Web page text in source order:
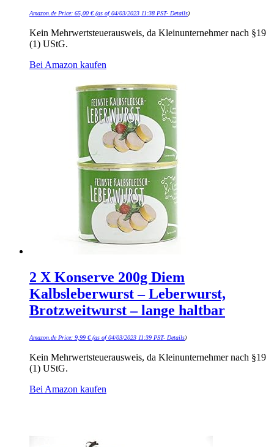
Amazon.de Price: 65,00 €(as of 04/03/2023 11:38 PST- Details)
Kein Mehrwertsteuerausweis, da Kleinunternehmer nach §19
(1) UStG.
Bei Amazon kaufen
2 X Konserve 200g Diem
Kalbsleberwurst – Leberwurst,
Brotzweitwurst – lange haltbar
Amazon.de Price: 9,99 €(as of 04/03/2023 11:39 PST- Details)
Kein Mehrwertsteuerausweis, da Kleinunternehmer nach §19
(1) UStG.
Bei Amazon kaufen